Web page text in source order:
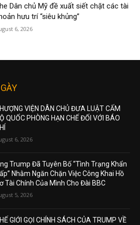
Dân chủ Mỹ đề xuất siết chặt các tài
hưu trí “siêu khủng”
6, 2026
VIỆN DÂN CHỦ ĐƯA LUẬT CẤM
QUỐC PHÒNG HẠN CHẾ ĐỐI VỚI BÁO
6, 2026
Trump Đã Tuyên Bố “Tình Trạng Khẩn
Nhằm Ngăn Chặn Việc Công Khai Hồ
Tài Chính Của Mình Cho Đài BBC
5, 2026
GIỚI GỌI CHÍNH SÁCH CỦA TRUMP VỀ